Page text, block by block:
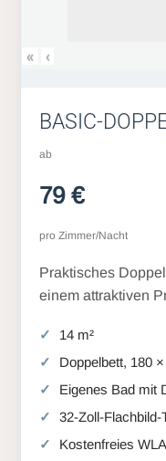
« ‹
BASIC-
ab
79 €
pro Zimmer/Nacht
Praktisches
einem attraktiven
14 m²
Doppelbett, 180
Eigenes Bad mit
32-Zoll-
Kostenfreies